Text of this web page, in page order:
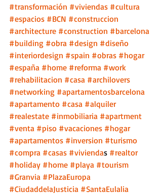
#transformación #viviendas #cultura
#espacios #BCN #construccion
#architecture #construction #barcelona
#building #obra #design #diseño
#interiordesign #spain #obras #hogar
#españa #home #reforma #work
#rehabilitacion #casa #archilovers
#networking #apartamentosbarcelona
#apartamento #casa #alquiler
#realestate #inmobiliaria #apartment
#venta #piso #vacaciones #hogar
#apartamentos #inversion #turismo
#compra #casas #viviendas #realtor
#holiday #home #playa #tourism
#Granvia #PlazaEuropa
#CiudaddelaJusticia #SantaEulalia